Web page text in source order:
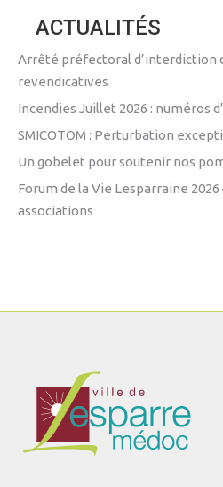
ACTUALITÉS
Arrêté préfectoral d’interdiction
revendicatives
Incendies Juillet 2026 : numéros
SMICOTOM : Perturbation
Un gobelet pour soutenir nos
Forum de la Vie Lesparraine
associations